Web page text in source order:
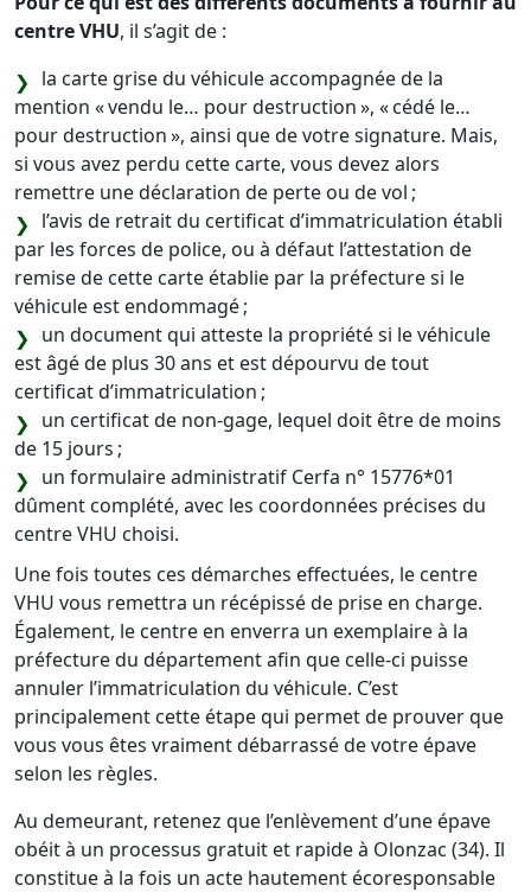
centre VHU, il s’agit de :
la carte grise du véhicule accompagnée de la
mention « vendu le… pour destruction », « cédé le…
pour destruction », ainsi que de votre signature. Mais,
si vous avez perdu cette carte, vous devez alors
remettre une déclaration de perte ou de vol ;
l’avis de retrait du certificat d’immatriculation établi
par les forces de police, ou à défaut l’attestation de
remise de cette carte établie par la préfecture si le
véhicule est endommagé ;
un document qui atteste la propriété si le véhicule
est âgé de plus 30 ans et est dépourvu de tout
certificat d’immatriculation ;
un certificat de non-gage, lequel doit être de moins
de 15 jours ;
un formulaire administratif Cerfa n° 15776*01
dûment complété, avec les coordonnées précises du
centre VHU choisi.
Une fois toutes ces démarches effectuées, le centre
VHU vous remettra un récépissé de prise en charge.
Également, le centre en enverra un exemplaire à la
préfecture du département afin que celle-ci puisse
annuler l’immatriculation du véhicule. C’est
principalement cette étape qui permet de prouver que
vous vous êtes vraiment débarrassé de votre épave
selon les règles.
Au demeurant, retenez que l’enlèvement d’une épave
obéit à un processus gratuit et rapide à Olonzac (34). Il
constitue à la fois un acte hautement écoresponsable